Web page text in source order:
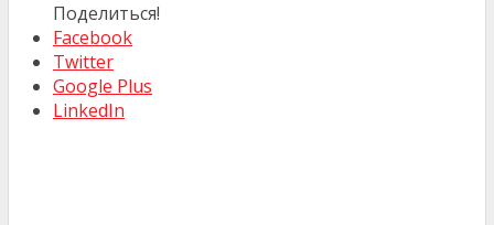
Поделиться!
Facebook
Twitter
Google Plus
LinkedIn